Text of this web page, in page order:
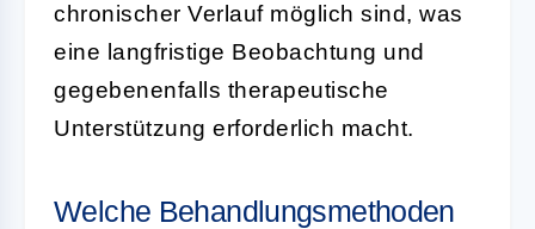
chronischer Verlauf möglich sind, was
eine langfristige Beobachtung und
gegebenenfalls therapeutische
Unterstützung erforderlich macht.
Welche Behandlungsmethoden